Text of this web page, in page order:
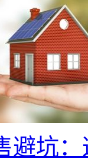
避坑